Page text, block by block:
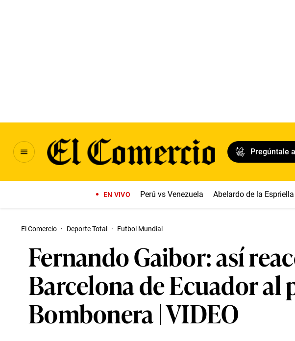
Pregúntale
EN VIVO Perú vs Venezuela Abelardo de la Espriella
El Comercio · Deporte Total · Futbol Mundial
Fernando Gaibor: así
Barcelona de Ecuador al
Bombonera | VIDEO